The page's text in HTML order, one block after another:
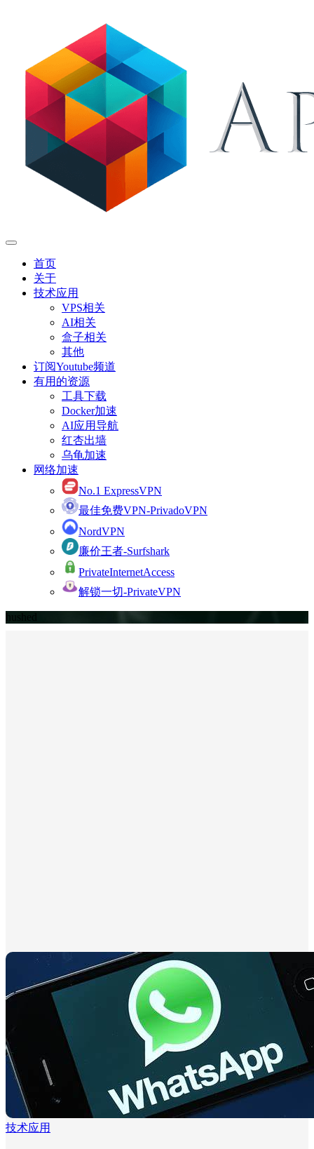
首页
关于
技术应用
VPS相关
AI相关
盒子相关
其他
订阅Youtube频道
有用的资源
工具下载
Docker加速
AI应用导航
红杏出墙
乌龟加速
网络加速
No.1 ExpressVPN
最佳免费VPN-PrivadoVPN
NordVPN
廉价王者-Surfshark
PrivateInternetAccess
解锁一切-PrivateVPN
hushed
技术应用